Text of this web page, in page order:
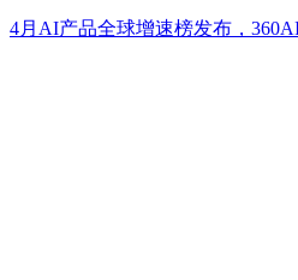
4月AI产品全球增速榜发布，